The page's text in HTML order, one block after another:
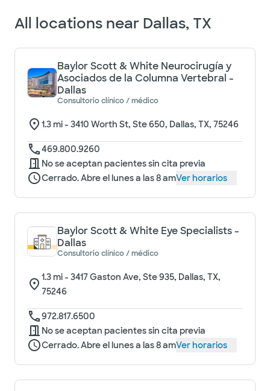
All locations near Dallas, TX
Baylor Scott & White Neurocirugía y
Asociados de la Columna Vertebral -
Dallas
Consultorio clínico / médico
1.3mi - 3410 Worth St, Ste 650, Dallas, TX, 75246
469.800.9260
No se aceptan pacientes sin cita previa
Cerrado. Abre el lunes a las 8 amVer horarios
Baylor Scott & White Eye Specialists -
Dallas
Consultorio clínico / médico
1.3mi - 3417 Gaston Ave, Ste 935, Dallas, TX,
75246
972.817.6500
No se aceptan pacientes sin cita previa
Cerrado. Abre el lunes a las 8 amVer horarios